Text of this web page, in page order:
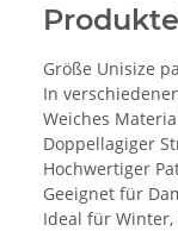
Größe Unisize
In
Weiches
Doppellagiger
Hochwertiger
Geeignet für
Ideal für Winter,